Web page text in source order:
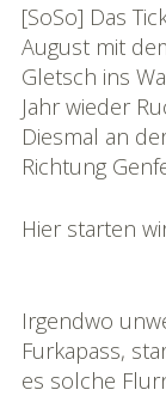
Spenden
Die Projekte
Die Rheinreise
eBook
»Rhônereise«
[SoSo] Das
August mit
Gletsch ins
Jahr wieder
Diesmal an
Richtung
Hier starten
Irgendwo
Furkapass,
es solche